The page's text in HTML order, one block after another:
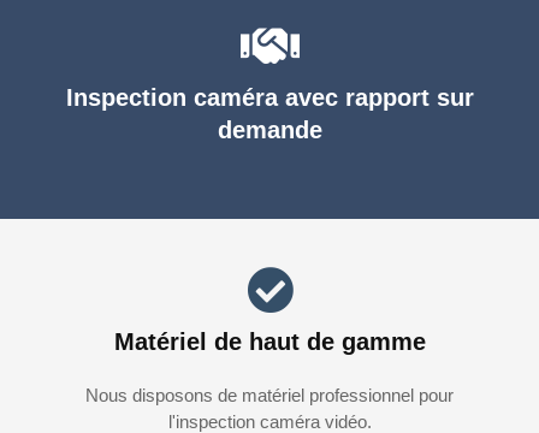
Inspection caméra avec rapport sur
demande
Matériel de haut de gamme
Nous disposons de matériel professionnel pour
l'inspection caméra vidéo.